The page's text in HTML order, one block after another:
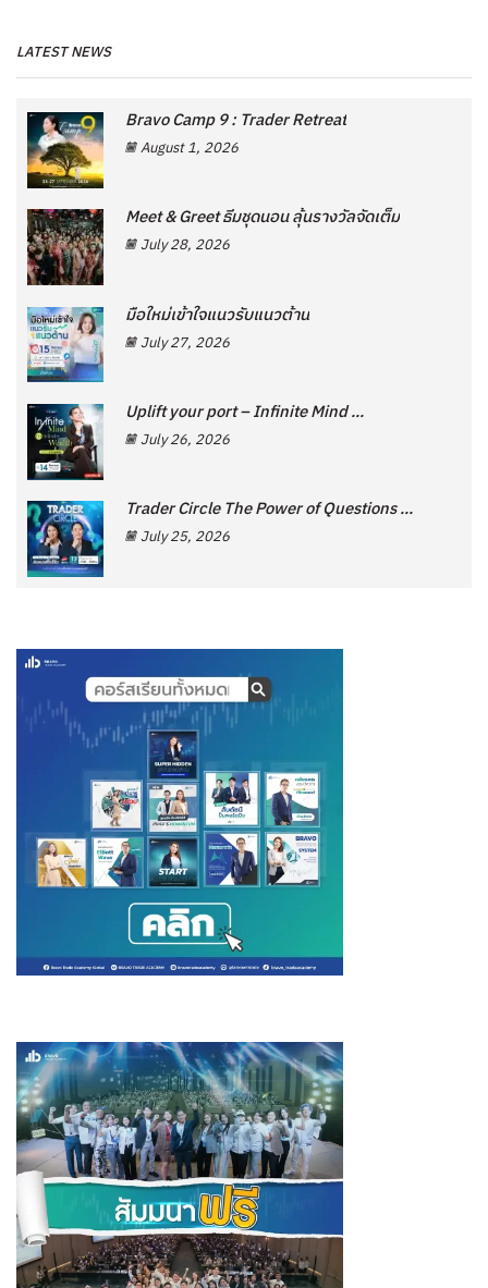
LATEST NEWS
Bravo Camp 9 : Trader Retreat
August 1, 2026
Meet & Greet ธีมชุดนอน ลุ้นรางวัลจัดเต็ม
July 28, 2026
มือใหม่เข้าใจแนวรับแนวต้าน
July 27, 2026
Uplift your port – Infinite Mind ...
July 26, 2026
Trader Circle The Power of Questions ...
July 25, 2026